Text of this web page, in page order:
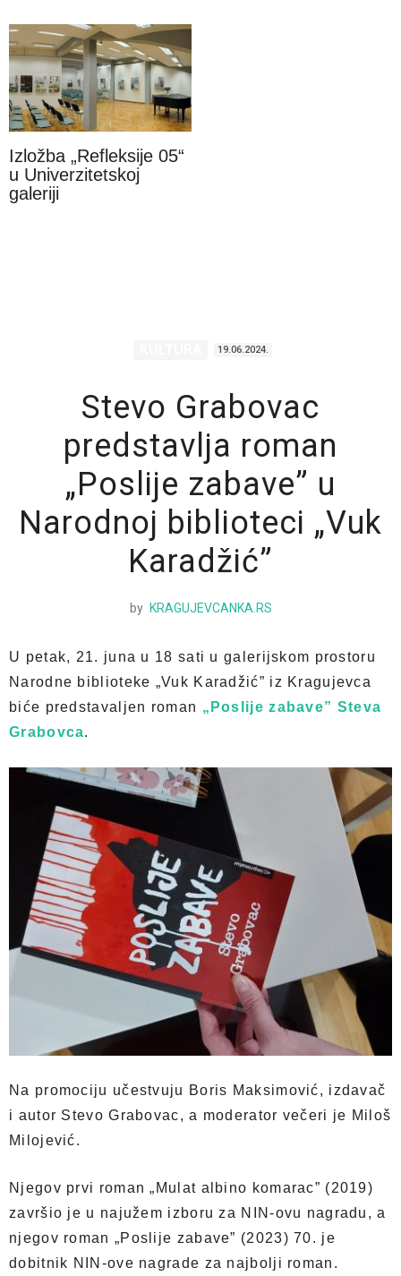
Izložba „Refleksije 05“
u Univerzitetskoj
galeriji
19.06.2024.
Stevo Grabovac
predstavlja roman
„Poslije zabave” u
Narodnoj biblioteci „Vuk
Karadžić”
by KRAGUJEVCANKA.RS
U petak, 21. juna u 18 sati u galerijskom prostoru
Narodne biblioteke „Vuk Karadžić” iz Kragujevca
biće predstavaljen roman „Poslije zabave” Steva
Grabovca.
Na promociju učestvuju Boris Maksimović, izdavač
i autor Stevo Grabovac, a moderator večeri je Miloš
Milojević.
Njegov prvi roman „Mulat albino komarac” (2019)
završio je u najužem izboru za NIN-ovu nagradu, a
njegov roman „Poslije zabave” (2023) 70. je
dobitnik NIN-ove nagrade za najbolji roman.